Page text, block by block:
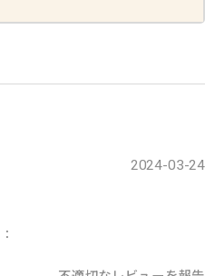
2024-03-24